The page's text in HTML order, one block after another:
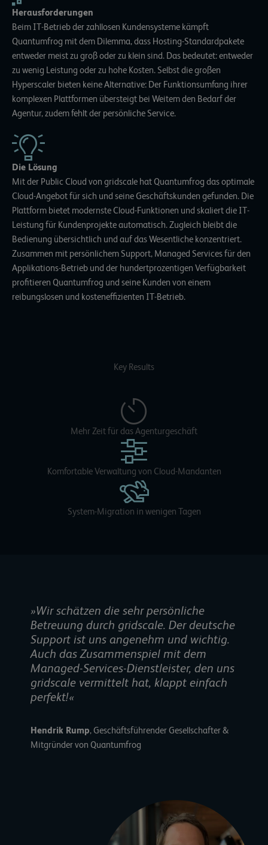
Herausforderungen
Beim IT-Betrieb der zahllosen Kundensysteme kämpft
Quantumfrog mit dem Dilemma, dass Hosting-Standardpakete
entweder meist zu groß oder zu klein sind. Das bedeutet: entweder
zu wenig Leistung oder zu hohe Kosten. Selbst die großen
Hyperscaler bieten keine Alternative: Der Funktionsumfang ihrer
komplexen Plattformen übersteigt bei Weitem den Bedarf der
Agentur, zudem fehlt der persönliche Service.
Die Lösung
Mit der Public Cloud von gridscale hat Quantumfrog das optimale
Cloud-Angebot für sich und seine Geschäftskunden gefunden. Die
Plattform bietet modernste Cloud-Funktionen und skaliert die IT-
Leistung für Kundenprojekte automatisch. Zugleich bleibt die
Bedienung übersichtlich und auf das Wesentliche konzentriert.
Zusammen mit persönlichem Support, Managed Services für den
Applikations-Betrieb und der hundertprozentigen Verfügbarkeit
profitieren Quantumfrog und seine Kunden von einem
reibungslosen und kosteneffizienten IT-Betrieb.
Key Results
Mehr Zeit für das Agenturgeschäft
Komfortable Verwaltung von Cloud-Mandanten
System-Migration in wenigen Tagen
»Wir schätzen die sehr persönliche
Betreuung durch gridscale. Der deutsche
Support ist uns angenehm und wichtig.
Auch das Zusammenspiel mit dem
Managed-Services-Dienstleister, den uns
gridscale vermittelt hat, klappt einfach
perfekt!«
Hendrik Rump, Geschäftsführender Gesellschafter &
Mitgründer von Quantumfrog